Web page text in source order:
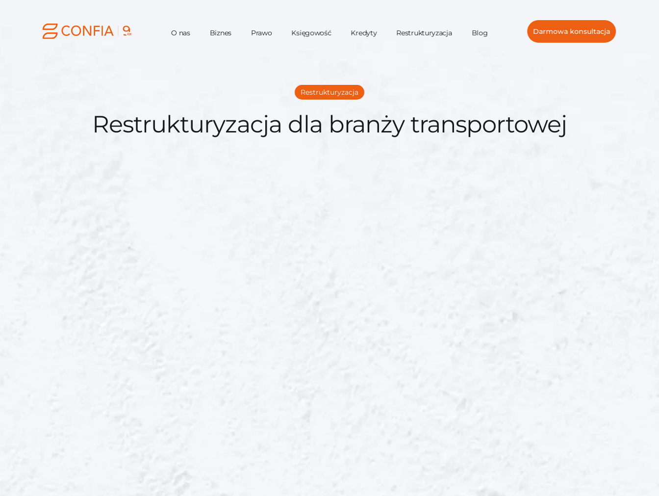
O nas Biznes Prawo Księgowość Kredyty Restrukturyzacja Blog Darmowa konsultacja
Restrukturyzacja
Restrukturyzacja dla branży transportowej